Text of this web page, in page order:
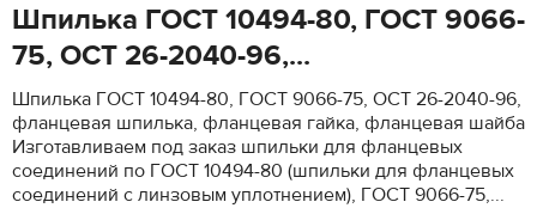
Шпилька ГОСТ 10494-80, ГОСТ 9066-
75, ОСТ 26-2040-96,...
Шпилька ГОСТ 10494-80, ГОСТ 9066-75, ОСТ 26-2040-96,
фланцевая шпилька, фланцевая гайка, фланцевая шайба
Изготавливаем под заказ шпильки для фланцевых
соединений по ГОСТ 10494-80 (шпильки для фланцевых
соединений с линзовым уплотнением), ГОСТ 9066-75,...